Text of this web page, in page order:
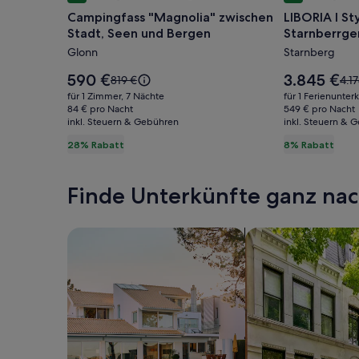
Campingfass
"Magnolia"
zwischen
Stadt,
Seen
und
Bergen
Campingfass "Magnolia" zwischen
Stadt, Seen und Bergen
Glonn
28% Rabatt
Der
Preis
beträgt
590 €.
590 €Der
alte
Preis
war
siehe
zum
819 €
für 1 Zimmer, 7 Nächte
84 € pro Nacht
inkl. Steuern & Gebühren
LIBORIA
I
Stylisches
Haus
5min
vom
See
LIBORIA I
Starnberg
8% Rabatt
Der
Preis
beträgt
3.845 €.
3.845 €Der
alte
Preis
war
zum
für 1
549 € pro Nacht
inkl. Steuern &
Finde Unterkünfte ganz
Suche nach Ferienhäusern Suche nach